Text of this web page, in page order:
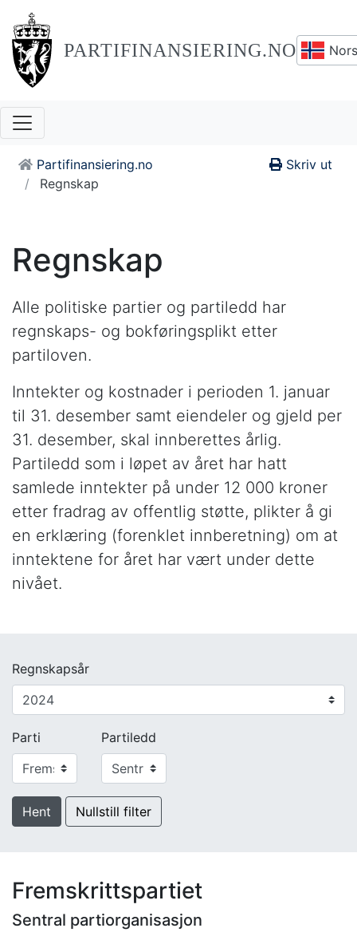
PARTIFINANSIERING.NO
Partifinansiering.no
Regnskap
Skriv ut
Regnskap
Alle politiske partier og partiledd har
regnskaps- og bokføringsplikt etter
partiloven.
Inntekter og kostnader i perioden 1. januar
til 31. desember samt eiendeler og gjeld per
31. desember, skal innberettes årlig.
Partiledd som i løpet av året har hatt
samlede inntekter på under 12 000 kroner
etter fradrag av offentlig støtte, plikter å gi
en erklæring (forenklet innberetning) om at
inntektene for året har vært under dette
nivået.
Regnskapsår
Parti Partiledd
Hent Nullstill filter
Fremskrittspartiet
Sentral partiorganisasjon